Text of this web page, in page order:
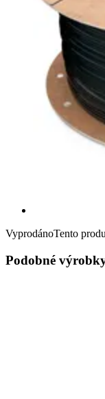
VyprodánoTento
Podobné